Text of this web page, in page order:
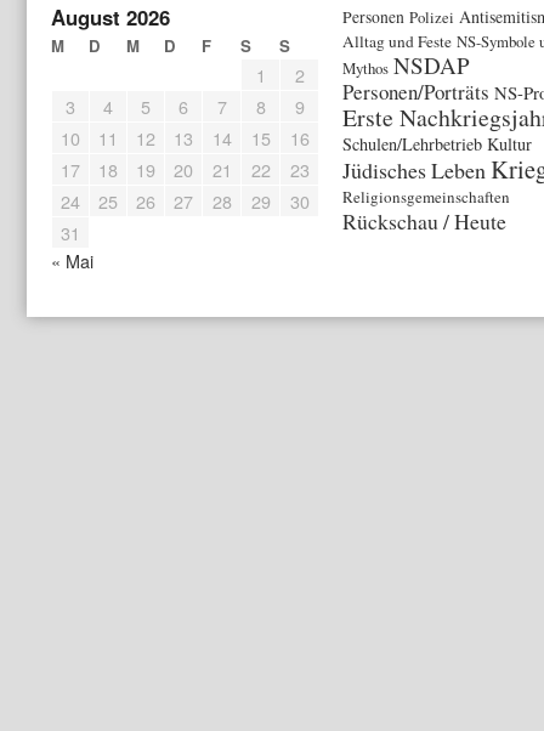
August 2026
M D M D F S S
« Mai
1
2
3
4 5 6 7 8
9
10
11 12 13 14 15
16
17
18 19 20 21 22
23
24
25 26 27 28 29
30
31
Personen Polizei
Alltag und Feste NS-Symbole
Mythos NSDAP
Personen/Porträts NS-
Erste
Schulen/Lehrbetrieb Kultur
Jüdisches Leben
Religionsgemeinschaften
Rückschau / Heute